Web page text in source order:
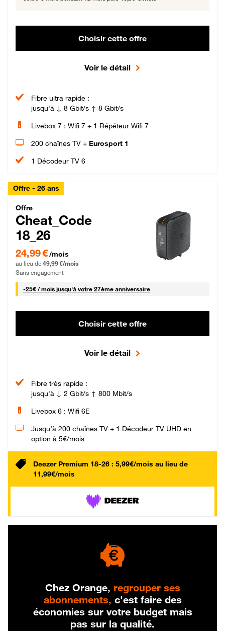
Choisir cette offre
Voir le détail
Fibre ultra rapide :
jusqu'à ↓ 8 Gbit/s ↑ 8 Gbit/s
Livebox 7 : Wifi 7 + 1 Répéteur Wifi 7
200 chaînes TV + Eurosport 1
1 Décodeur TV 6
Offre - 26 ans
Cheat_Code Fibre_18_26
Offre
Cheat_Code
18_26
24,99 € par mois pendant 0 mois puis 49,99 € par mois, Sans engagement
24,99 €/mois
au lieu de 49,99 €/mois
Sans engagement
-25€ / mois25 € par mois
jusqu'à votre 27ème anniversaire
Choisir cette offre
Voir le détail
Fibre très rapide :
jusqu'à ↓ 2 Gbit/s ↑ 800 Mbit/s
Livebox 6 : Wifi 6E
Jusqu’à 200 chaînes TV + 1 Décodeur TV UHD en
option à 5€/mois
Deezer Premium 18-26 : 5,99€/mois au lieu de
11,99€/mois
Chez Orange, regrouper ses
abonnements, c'est faire des
économies sur votre budget mais
pas sur la qualité.